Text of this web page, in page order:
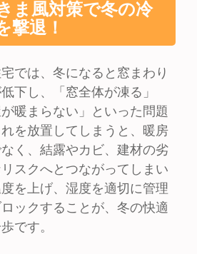
ま風対策で冬の冷
撃退！
では、冬になると窓まわり
下し、「窓全体が凍る」
が暖まらない」といった問題
を放置してしまうと、暖房
く、結露やカビ、建材の劣
スクへとつながってしまい
を上げ、湿度を適切に管理
ックすることが、冬の快適
です。